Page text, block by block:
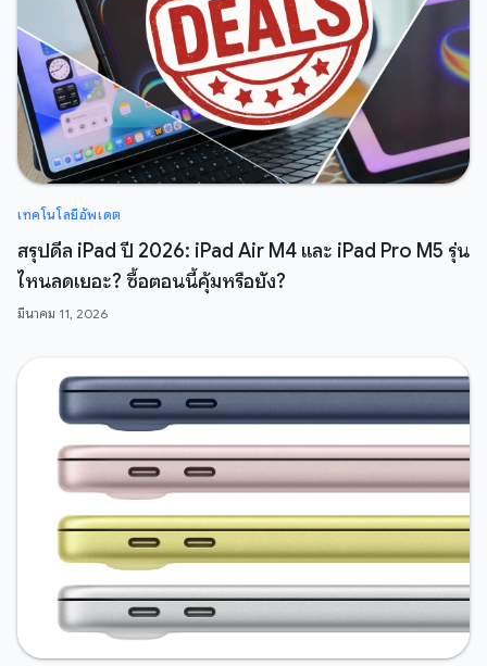
เทคโนโลยีอัพเดต
สรุปดีล iPad ปี 2026: iPad Air M4 และ iPad Pro M5 รุ่น
ไหนลดเยอะ? ซื้อตอนนี้คุ้มหรือยัง?
มีนาคม 11, 2026